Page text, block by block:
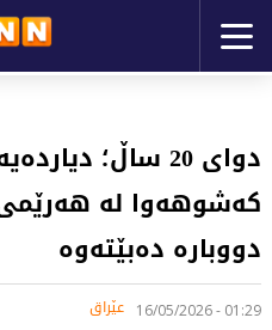
دوای 20 ساڵ؛
کەشوهەوا لە
دووبارە دەبێتەوە
01:29 - 16/05/2026 عێراق